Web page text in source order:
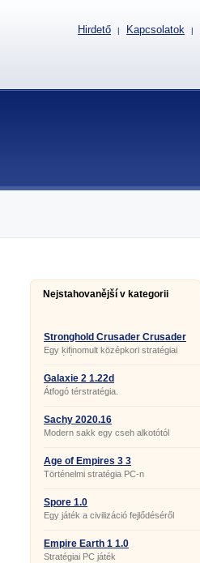
Nejstahovanější v kategorii
Stronghold Crusader Crusader
Egy kifinomult középkori stratégiai
PC-játék
Galaxie 2 1.22d
Átfogó térstratégia.
Šachy 2020.16
Modern sakk egy cseh alkotótól
Age of Empires 3 3
Történelmi stratégia PC-n
Spore 1.0
Egy játék a civilizáció fejlődéséről
Empire Earth 1 1.0
Stratégiai PC játék
Hirdető | Kapcsolatok |